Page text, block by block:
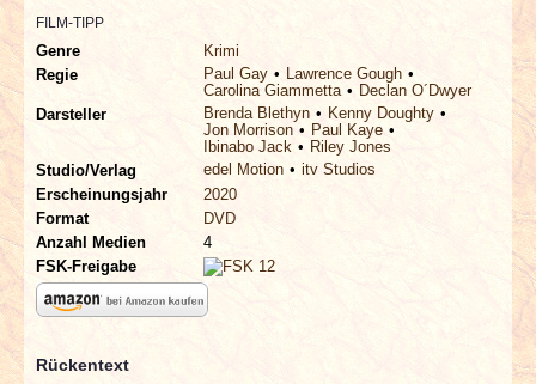
LINKS
ARCHIV
FILM-TIPP
Genre
Krimi
Regie
Paul Gay
Lawrence Gough
Carolina Giammetta
Declan O´Dwyer
Darsteller
Brenda Blethyn
Kenny Doughty
Jon Morrison
Paul Kaye
Ibinabo Jack
Riley Jones
Studio/Verlag
edel Motion
itv Studios
Erscheinungsjahr
2020
Format
DVD
Anzahl Medien
4
FSK-Freigabe
Rückentext